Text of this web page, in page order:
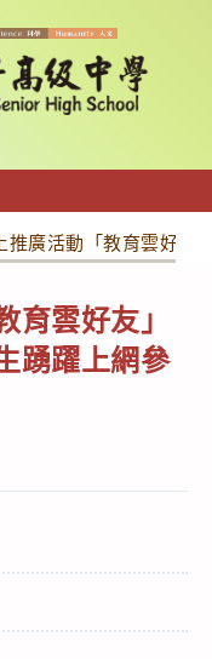
推廣活動「教育雲好友
育雲好友」
踴躍上網參